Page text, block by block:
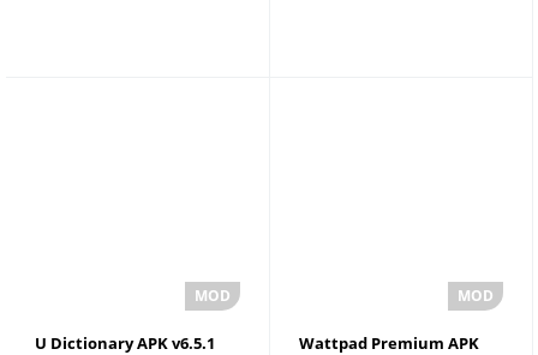
U Dictionary APK v6.5.1
Wattpad Premium APK